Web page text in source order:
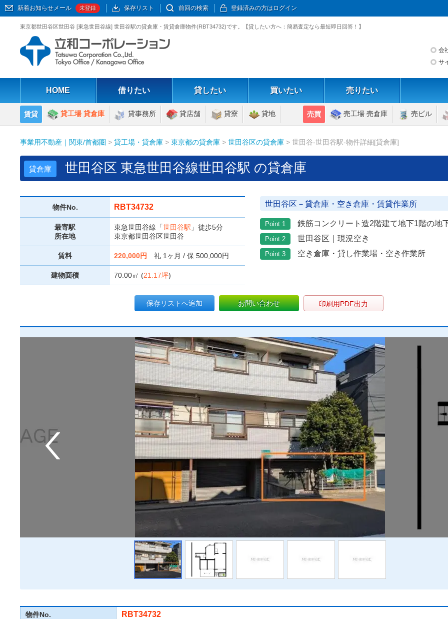
新着お知らせメール 未登録 保存リスト 前回の検索 登録済みの方はログイン
東京都世田谷区世田谷 [東急世田谷線] 世田谷駅の貸倉庫・賃貸倉庫物件(RBT34732)です。【貸したい方へ：簡易査定なら最短即日回答！】
会
サ
HOME 借りたい 貸したい 買いたい 売りたい
賃貸 貸工場 貸倉庫 貸事務所 貸店舗 貸寮 貸地 売買 売工場 売倉庫 売ビル
事業用不動産｜関東/首都圏 > 貸工場・貸倉庫 > 東京都の貸倉庫 > 世田谷区の貸倉庫 > 世田谷-世田谷駅-物件詳細[貸倉庫]
貸倉庫 世田谷区 東急世田谷線世田谷駅 の貸倉庫
物件No. RBT34732
最寄駅
所在地
東急世田谷線「世田谷駅 」徒歩5分
東京都世田谷区世田谷
賃料 220,000円 礼 1ヶ月 / 保 500,000円
建物面積 70.00㎡ (21.17坪)
世田谷区－貸倉庫・空き倉庫・賃貸作業所
Point 1 鉄筋コンクリート造2階建て地下1階の地
Point 2 世田谷区｜現況空き
Point 3 空き倉庫・貸し作業場・空き作業所
保存リストへ追加 お問い合わせ 印刷用PDF出力
物件No. RBT34732